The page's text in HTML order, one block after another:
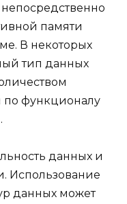
памяти
В некоторых
тип данных
по функционалу
данных и
Использование
данных может